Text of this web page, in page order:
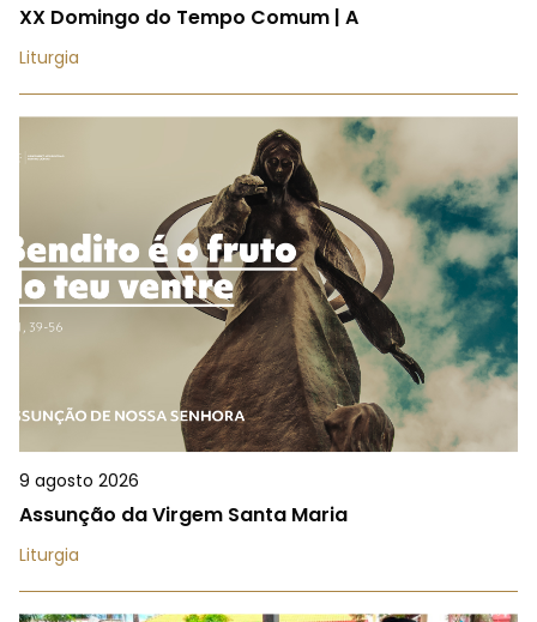
XX Domingo do Tempo Comum | A
Liturgia
9 agosto 2026
Assunção da Virgem Santa Maria
Liturgia